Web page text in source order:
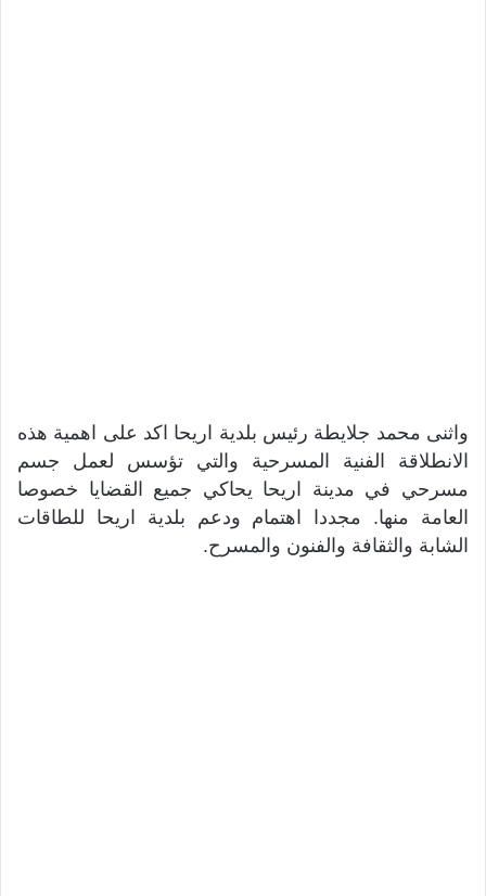
واثنى محمد جلايطة رئيس بلدية اريحا اكد على اهمية هذه
الانطلاقة الفنية المسرحية والتي تؤسس لعمل جسم
مسرحي في مدينة اريحا يحاكي جميع القضايا خصوصا
العامة منها. مجددا اهتمام ودعم بلدية اريحا للطاقات
الشابة والثقافة والفنون والمسرح.